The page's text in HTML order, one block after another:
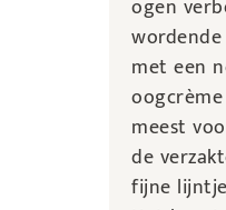
ogen
met een
meest
de
fijne